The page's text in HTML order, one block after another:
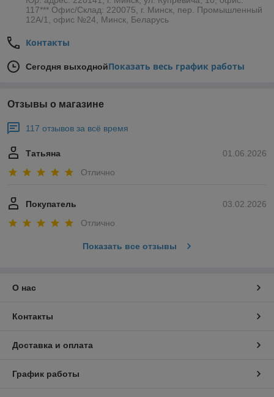
117*** Офис/Склад: 220075, г. Минск, пер. Промышленный
12А/1, офис №24, Минск, Беларусь
Контакты
Сегодня выходнойПоказать весь график работы
Отзывы о магазине
117 отзывов за всё время
01.06.2026
Татьяна
Отлично
03.02.2026
Покупатель
Отлично
Показать все отзывы
О нас
Контакты
Доставка и оплата
График работы